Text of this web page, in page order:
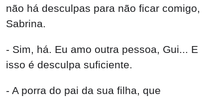
não há desculpas para não ficar comigo,
Sabrina.
- Sim, há. Eu amo outra pessoa, Gui... E
isso é desculpa suficiente.
- A porra do pai da sua filha, que